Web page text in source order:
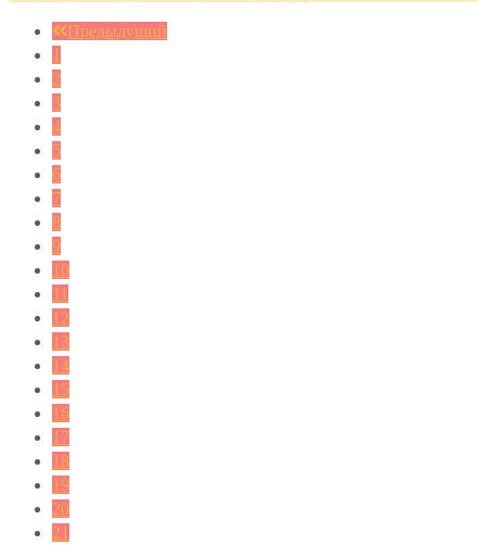
Предыдущий
1
2
3
4
5
6
7
8
9
10
11
12
13
14
15
16
17
18
19
20
21